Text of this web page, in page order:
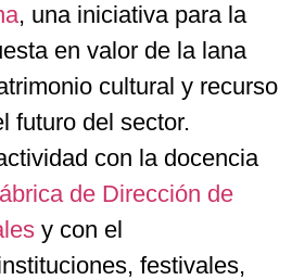
, una iniciativa para la
en valor de la lana
cultural y recurso
futuro del sector.
con la docencia
de Dirección de
y con el
festivales,